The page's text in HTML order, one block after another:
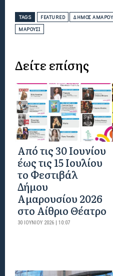
TAGS FEATURED ΔΉΜΟΣ
ΜΑΡΟΎΣΙ
Δείτε επίσης
Από τις 30 Ιουνίου
έως τις 15 Ιουλίου
το Φεστιβάλ
Δήμου
Αμαρουσίου 2026
στο Αίθριο Θέατρο
30 ΙΟΥΝΊΟΥ 2026 | 10:07